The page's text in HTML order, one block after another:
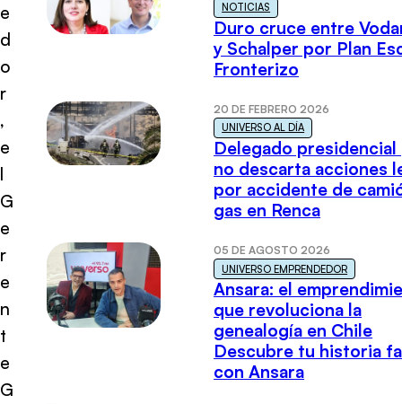
e
d
o
r
,
e
l
G
e
r
e
n
t
e
G
NOTICIAS
Duro cruce entre
y Schalper por Plan
Fronterizo
20 DE FEBRERO 2026
UNIVERSO AL DÍA
Delegado presidencial
no descarta acciones
por accidente de
gas en Renca
05 DE AGOSTO 2026
UNIVERSO EMPRENDEDOR
Ansara: el
que revoluciona la
genealogía en Chile
Descubre tu historia
con Ansara